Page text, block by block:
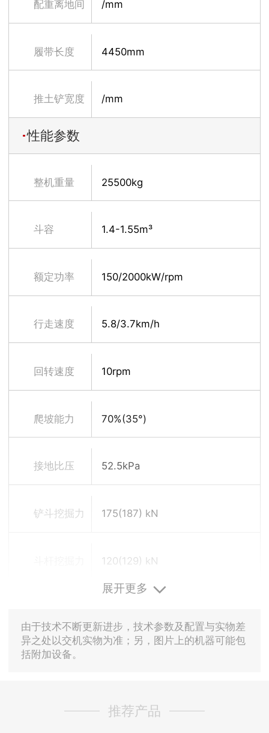
配重离地间 /mm
履带长度 4450mm
推土铲宽度 /mm
性能参数
整机重量 25500kg
斗容 1.4-1.55m³
额定功率 150/2000kW/rpm
行走速度 5.8/3.7km/h
回转速度 10rpm
爬坡能力 70%(35°)
接地比压 52.5kPa
铲斗挖掘力 175(187) kN
120(129) kN
展开更多
由于技术不断更新进步，技术参数及配置与实物差
异之处以交机实物为准；另，图片上的机器可能包
括附加设备。
推荐产品